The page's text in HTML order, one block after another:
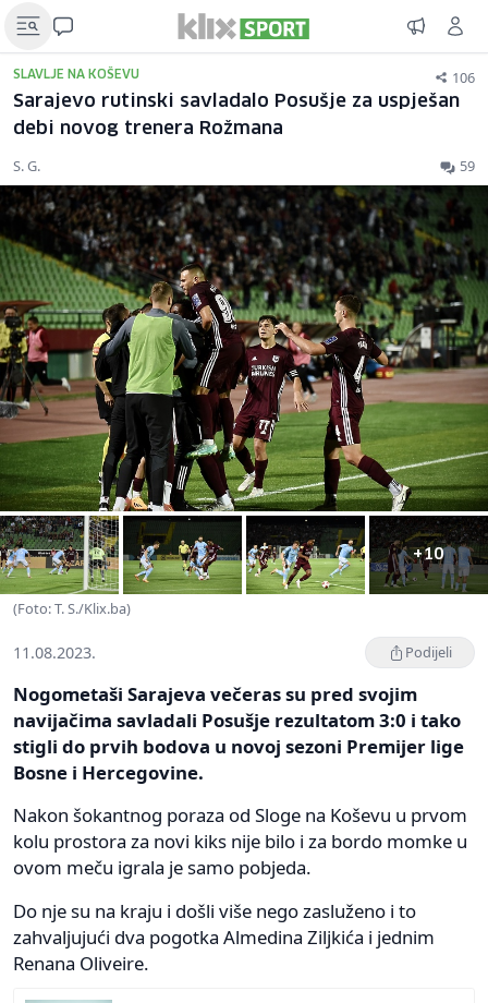
SLAVLJE NA KOŠEVU 106
Sarajevo rutinski savladalo Posušje za uspješan
debi novog trenera Rožmana
S. G. 59
+10
(Foto: T. S./Klix.ba)
11.08.2023. Podijeli
Nogometaši Sarajeva večeras su pred svojim
navijačima savladali Posušje rezultatom 3:0 i tako
stigli do prvih bodova u novoj sezoni Premijer lige
Bosne i Hercegovine.
Nakon šokantnog poraza od Sloge na Koševu u prvom
kolu prostora za novi kiks nije bilo i za bordo momke u
ovom meču igrala je samo pobjeda.
Do nje su na kraju i došli više nego zasluženo i to
zahvaljujući dva pogotka Almedina Ziljkića i jednim
Renana Oliveire.